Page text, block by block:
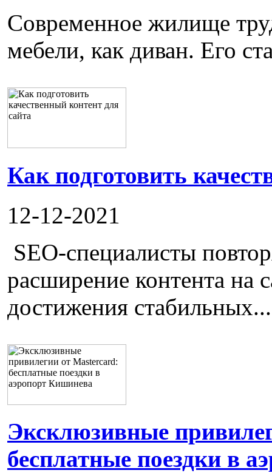
Современное жилище
мебели, как диван. Его
Как подготовить
12-12-2021
SEO-специалисты
расширение контента на
достижения стабильных...
Эксклюзивные
бесплатные поездки в